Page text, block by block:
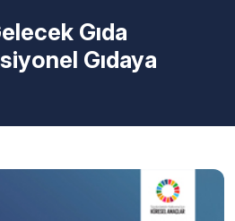
Taban Puanlar
Gıda
Gıdaya